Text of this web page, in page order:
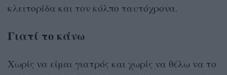
κλειτορίδα και τον κόλπο ταυτόχρονα.
Γιατί το κάνω
Χωρίς να είμαι γιατρός και χωρίς να θέλω να το